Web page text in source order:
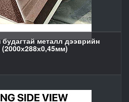
металл дээврийн